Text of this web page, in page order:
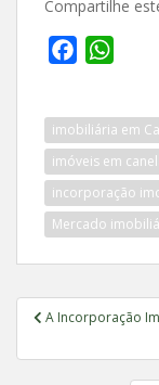
Compartilhe
e
b
o
o
t
s
A
p
imobiliária em
imóveis em
incorporação
Mercado
Navegação
Post
A Incorporação